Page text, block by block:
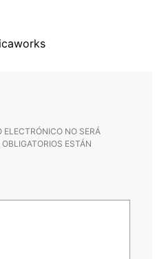
ELECTRÓNICO NO SERÁ
ESTÁN